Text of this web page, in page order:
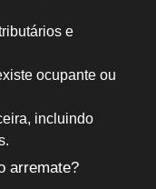
e
ocupante ou
incluindo
arremate?